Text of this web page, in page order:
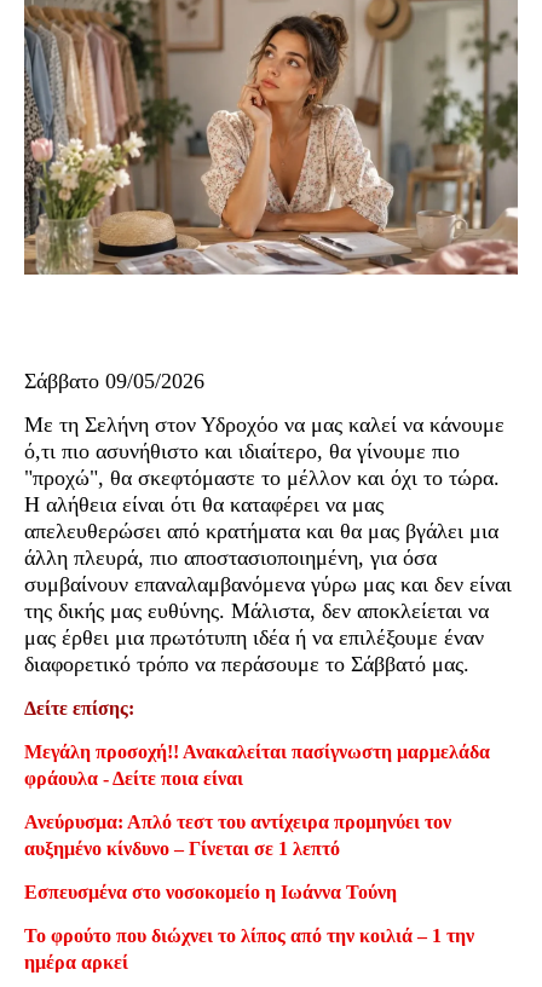
Σάββατο 09/05/2026
Με τη Σελήνη στον Υδροχόο να μας καλεί να κάνουμε
ό,τι πιο ασυνήθιστο και ιδιαίτερο, θα γίνουμε πιο
"προχώ", θα σκεφτόμαστε το μέλλον και όχι το τώρα.
Η αλήθεια είναι ότι θα καταφέρει να μας
απελευθερώσει από κρατήματα και θα μας βγάλει μια
άλλη πλευρά, πιο αποστασιοποιημένη, για όσα
συμβαίνουν επαναλαμβανόμενα γύρω μας και δεν είναι
της δικής μας ευθύνης. Μάλιστα, δεν αποκλείεται να
μας έρθει μια πρωτότυπη ιδέα ή να επιλέξουμε έναν
διαφορετικό τρόπο να περάσουμε το Σάββατό μας.
Δείτε επίσης:
Μεγάλη προσοχή!! Ανακαλείται πασίγνωστη μαρμελάδα
φράουλα - Δείτε ποια είναι
Ανεύρυσμα: Απλό τεστ του αντίχειρα προμηνύει τον
αυξημένο κίνδυνο – Γίνεται σε 1 λεπτό
Εσπευσμένα στο νοσοκομείο η Ιωάννα Τούνη
Το φρούτο που διώχνει το λίπος από την κοιλιά – 1 την
ημέρα αρκεί